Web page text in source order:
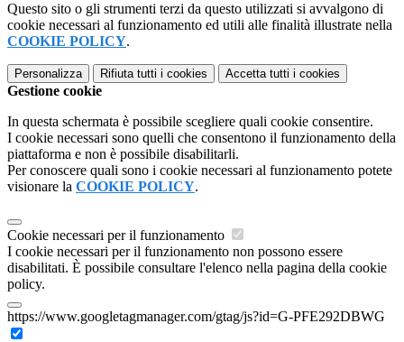
Questo sito o gli strumenti terzi da questo utilizzati si avvalgono di
cookie necessari al funzionamento ed utili alle finalità illustrate nella
COOKIE POLICY.
Personalizza Rifiuta tutti i cookies Accetta tutti i cookies
Gestione cookie
In questa schermata è possibile scegliere quali cookie consentire.
I cookie necessari sono quelli che consentono il funzionamento della
piattaforma e non è possibile disabilitarli.
Per conoscere quali sono i cookie necessari al funzionamento potete
visionare la COOKIE POLICY.
Cookie necessari per il funzionamento
I cookie necessari per il funzionamento non possono essere
disabilitati. È possibile consultare l'elenco nella pagina della cookie
policy.
https://www.googletagmanager.com/gtag/js?id=G-PFE292DBWG